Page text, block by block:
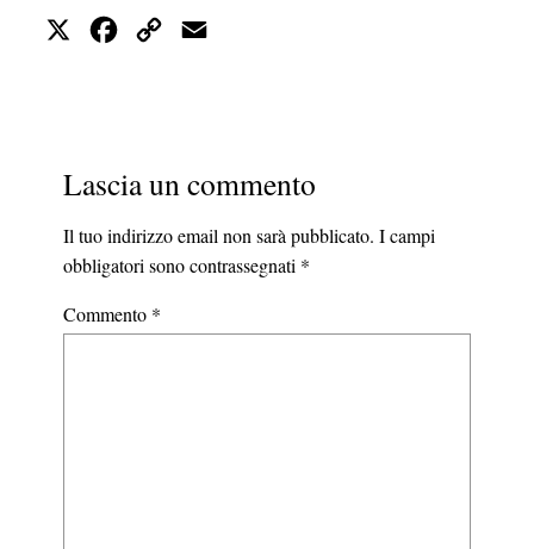
X FacebookCopy
Lascia un commento
Il tuo indirizzo email non sarà pubblicato. I campi
obbligatori sono contrassegnati *
Commento *